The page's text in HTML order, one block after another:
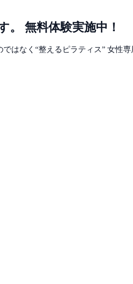
無料体験実施中！
ではなく“整えるピラティス” 女